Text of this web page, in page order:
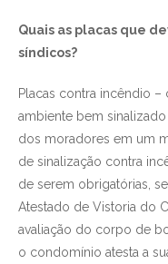
Quais as placas que
síndicos?
Placas contra incêndio
ambiente bem
dos moradores em um
de sinalização contra
de serem obrigatórias,
Atestado de Vistoria do
avaliação do corpo de
o condomínio atesta a